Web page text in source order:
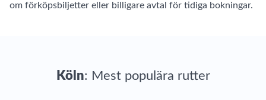
om förköpsbiljetter eller billigare avtal för tidiga bokningar.
Köln: Mest populära rutter